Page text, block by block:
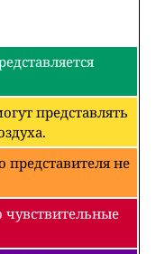
представлять
представителя не
чувствительные